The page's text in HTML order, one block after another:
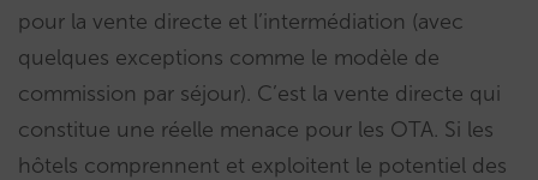
pour la vente directe et l’intermédiation (avec
quelques exceptions comme le modèle de
commission par séjour). C’est la vente directe qui
constitue une réelle menace pour les OTA. Si les
hôtels comprennent et exploitent le potentiel des